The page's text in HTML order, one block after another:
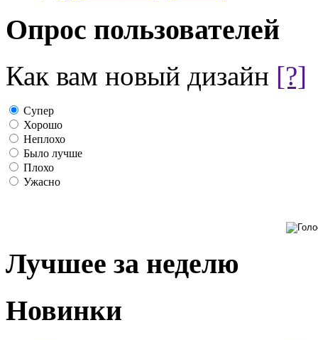
Опрос пользователей
Как вам новый дизайн [?]
Супер
Хорошо
Неплохо
Было лучше
Плохо
Ужасно
Лучшее за неделю
Новинки